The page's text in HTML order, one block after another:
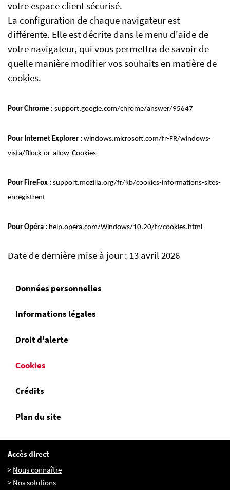
votre espace client sécurisé.
La configuration de chaque navigateur est
différente. Elle est décrite dans le menu d'aide de
votre navigateur, qui vous permettra de savoir de
quelle manière modifier vos souhaits en matière de
cookies.
Pour Chrome : support.google.com/chrome/answer/95647
Pour Internet Explorer : windows.microsoft.com/fr-FR/windows-
vista/Block-or-allow-Cookies
Pour FireFox : support.mozilla.org/fr/kb/cookies-informations-sites-
enregistrent
Pour Opéra : help.opera.com/Windows/10.20/fr/cookies.html
Date de dernière mise à jour : 13 avril 2026
Données personnelles
Informations légales
Droit d'alerte
Cookies
Crédits
Plan du site
Accès direct
> Nous connaître
> Nos solutions